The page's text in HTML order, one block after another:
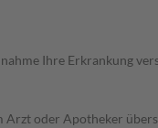
Ihre Erkrankung
Arzt oder Apotheker